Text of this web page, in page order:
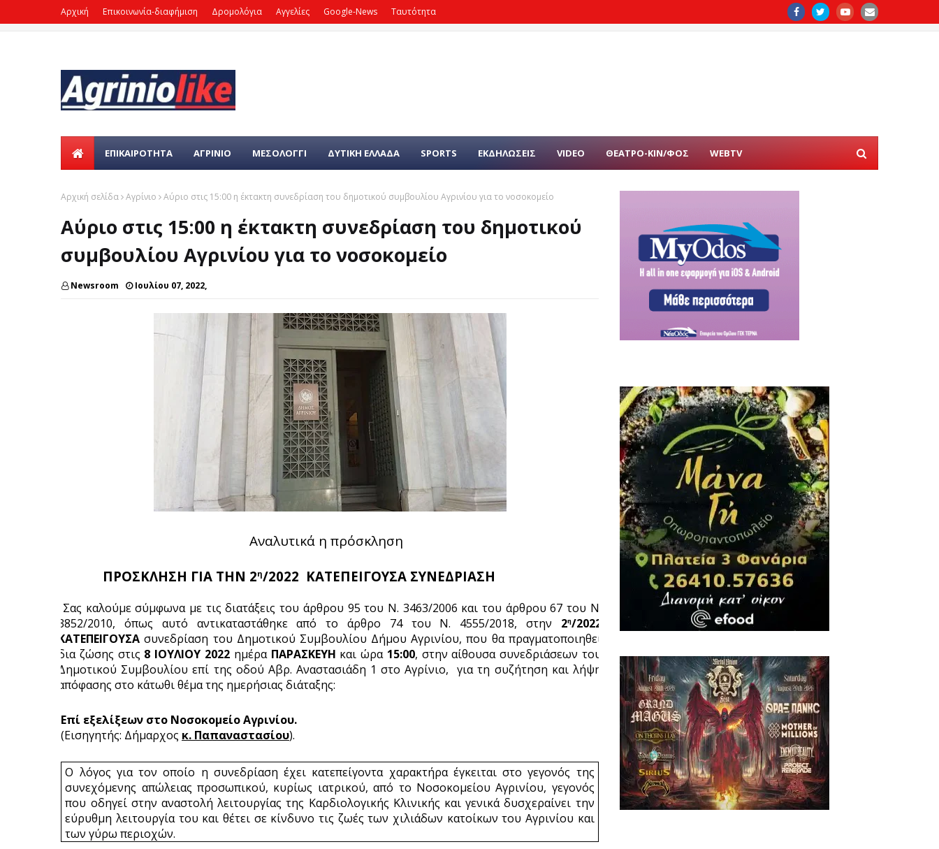
Αρχική Επικοινωνία-διαφήμιση Δρομολόγια Αγγελίες Google-News Ταυτότητα
ΕΠΙΚΑΙΡΌΤΗΤΑ ΑΓΡΙΝΙΟ ΜΕΣΟΛΟΓΓΙ ΔΥΤΙΚΗ ΕΛΛΑΔΑ SPORTS ΕΚΔΗΛΩΣΕΙΣ VIDEO ΘΕΑΤΡΟ-ΚΙΝ/ΦΟΣ WEBTV
Αρχική σελίδα Αγρίνιο Αύριο στις 15:00 η έκτακτη συνεδρίαση του δημοτικού συμβουλίου Αγρινίου για το νοσοκομείο
Αύριο στις 15:00 η έκτακτη συνεδρίαση του δημοτικού
συμβουλίου Αγρινίου για το νοσοκομείο
Newsroom Ιουλίου 07, 2022,
Αναλυτικά η πρόσκληση
            ΠΡΟΣΚΛΗΣΗ ΓΙΑ ΤΗΝ 2
η/2022  ΚΑΤΕΠΕΙΓΟΥΣΑ ΣΥΝΕΔΡΙΑΣΗ
Σας καλούμε σύμφωνα με τις διατάξεις του άρθρου 95 του Ν. 3463/2006 και του άρθρου 67 του Ν.
3852/2010, όπως αυτό αντικαταστάθηκε από το άρθρο 74 του Ν. 4555/2018, στην 2η/2022
ΚΑΤΕΠΕΙΓΟΥΣΑ συνεδρίαση του Δημοτικού Συμβουλίου Δήμου Αγρινίου, που θα πραγματοποιηθεί
δια ζώσης στις 8 ΙΟΥΛΙΟΥ 2022 ημέρα ΠΑΡΑΣΚΕΥΗ και ώρα 15:00, στην αίθουσα συνεδριάσεων του
Δημοτικού Συμβουλίου επί της οδού Αβρ. Αναστασιάδη 1 στο Αγρίνιο,  για τη συζήτηση και λήψη
απόφασης στο κάτωθι θέμα της ημερήσιας διάταξης:
Επί εξελίξεων στο Νοσοκομείο Αγρινίου.
(Εισηγητής: Δήμαρχος κ. Παπαναστασίου).
Ο λόγος για τον οποίο η συνεδρίαση έχει κατεπείγοντα χαρακτήρα έγκειται στο γεγονός της
συνεχόμενης απώλειας προσωπικού, κυρίως ιατρικού, από το Νοσοκομείου Αγρινίου, γεγονός
που οδηγεί στην αναστολή λειτουργίας της Καρδιολογικής Κλινικής και γενικά δυσχεραίνει την
εύρυθμη λειτουργία του και θέτει σε κίνδυνο τις ζωές των χιλιάδων κατοίκων του Αγρινίου και
των γύρω περιοχών.